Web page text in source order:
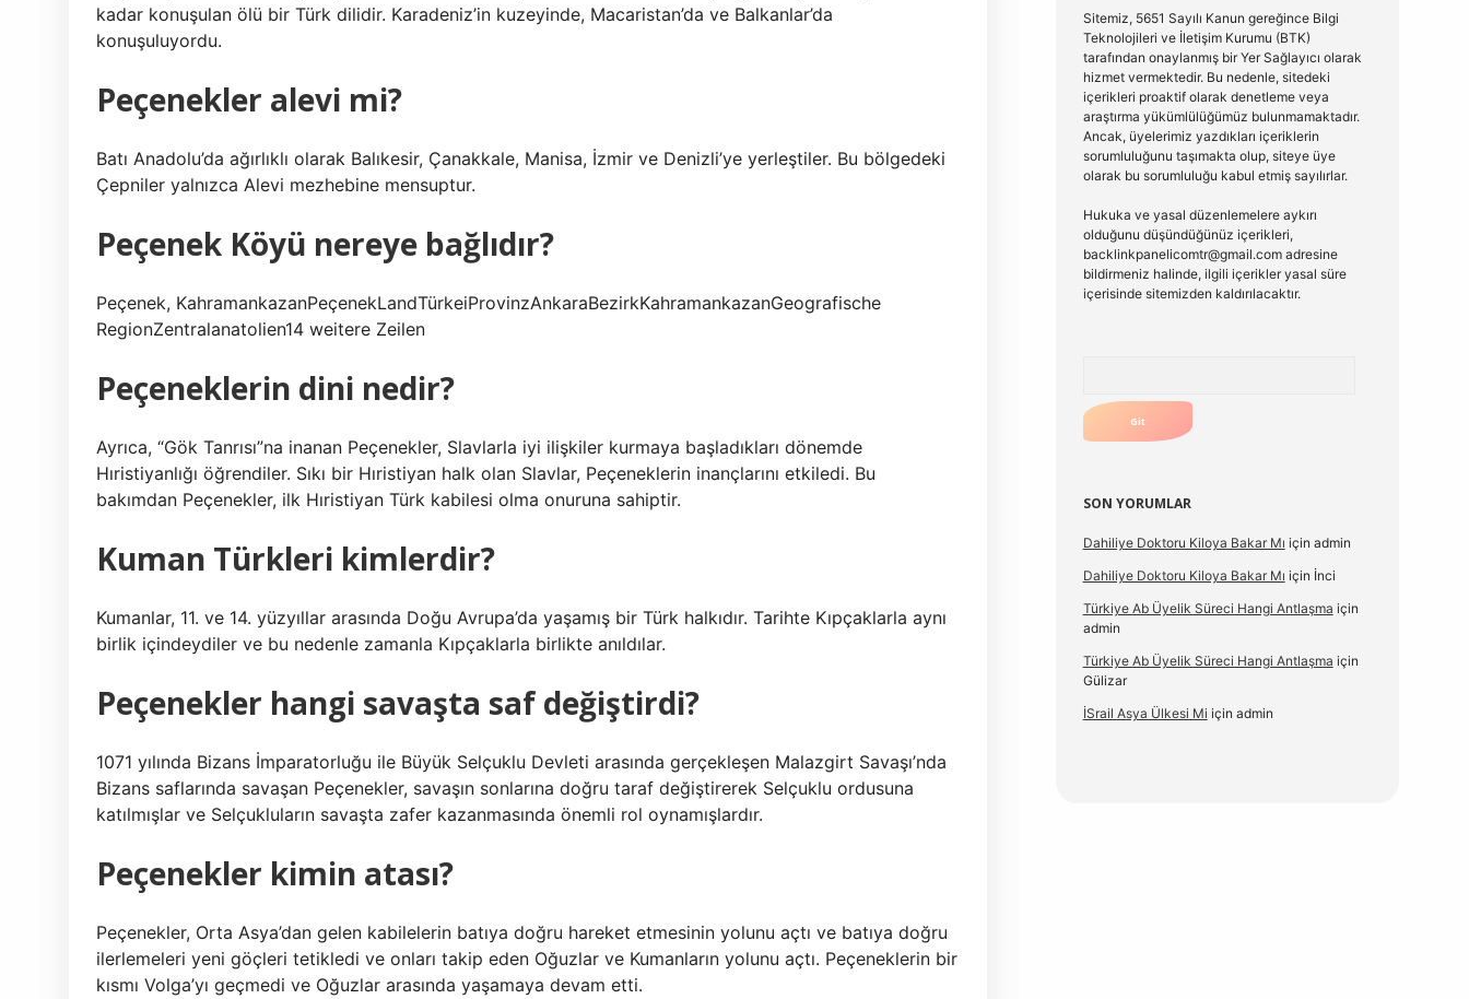
kadar konuşulan ölü bir Türk dilidir. Karadeniz’in kuzeyinde, Macaristan’da ve Balkanlar’da
konuşuluyordu.
Peçenekler alevi mi?
Batı Anadolu’da ağırlıklı olarak Balıkesir, Çanakkale, Manisa, İzmir ve Denizli’ye yerleştiler. Bu bölgedeki
Çepniler yalnızca Alevi mezhebine mensuptur.
Peçenek Köyü nereye bağlıdır?
Peçenek, KahramankazanPeçenekLandTürkeiProvinzAnkaraBezirkKahramankazanGeografische
RegionZentralanatolien14 weitere Zeilen
Peçeneklerin dini nedir?
Ayrıca, “Gök Tanrısı”na inanan Peçenekler, Slavlarla iyi ilişkiler kurmaya başladıkları dönemde
Hıristiyanlığı öğrendiler. Sıkı bir Hıristiyan halk olan Slavlar, Peçeneklerin inançlarını etkiledi. Bu
bakımdan Peçenekler, ilk Hıristiyan Türk kabilesi olma onuruna sahiptir.
Kuman Türkleri kimlerdir?
Kumanlar, 11. ve 14. yüzyıllar arasında Doğu Avrupa’da yaşamış bir Türk halkıdır. Tarihte Kıpçaklarla aynı
birlik içindeydiler ve bu nedenle zamanla Kıpçaklarla birlikte anıldılar.
Peçenekler hangi savaşta saf değiştirdi?
1071 yılında Bizans İmparatorluğu ile Büyük Selçuklu Devleti arasında gerçekleşen Malazgirt Savaşı’nda
Bizans saflarında savaşan Peçenekler, savaşın sonlarına doğru taraf değiştirerek Selçuklu ordusuna
katılmışlar ve Selçukluların savaşta zafer kazanmasında önemli rol oynamışlardır.
Peçenekler kimin atası?
Peçenekler, Orta Asya’dan gelen kabilelerin batıya doğru hareket etmesinin yolunu açtı ve batıya doğru
ilerlemeleri yeni göçleri tetikledi ve onları takip eden Oğuzlar ve Kumanların yolunu açtı. Peçeneklerin bir
kısmı Volga’yı geçmedi ve Oğuzlar arasında yaşamaya devam etti.
Sitemiz, 5651 Sayılı Kanun gereğince Bilgi
Teknolojileri ve İletişim Kurumu (BTK)
tarafından onaylanmış bir Yer Sağlayıcı olarak
hizmet vermektedir. Bu nedenle, sitedeki
içerikleri proaktif olarak denetleme veya
araştırma yükümlülüğümüz bulunmamaktadır.
Ancak, üyelerimiz yazdıkları içeriklerin
sorumluluğunu taşımakta olup, siteye üye
olarak bu sorumluluğu kabul etmiş sayılırlar.
Hukuka ve yasal düzenlemelere aykırı
olduğunu düşündüğünüz içerikleri,
backlinkpanelicomtr@gmail.comadresine
bildirmeniz halinde, ilgili içerikler yasal süre
içerisinde sitemizden kaldırılacaktır.
SON YORUMLAR
Dahiliye Doktoru Kiloya Bakar Mı için admin
Dahiliye Doktoru Kiloya Bakar Mı için İnci
Türkiye Ab Üyelik Süreci Hangi Antlaşma için
admin
Türkiye Ab Üyelik Süreci Hangi Antlaşma için
Gülizar
İSrail Asya Ülkesi Mi için admin